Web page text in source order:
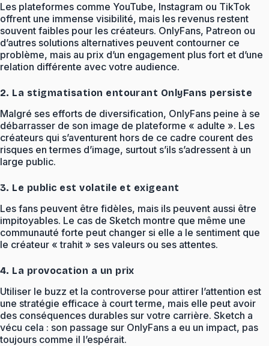
Les plateformes comme YouTube, Instagram ou TikTok
offrent une immense visibilité, mais les revenus restent
souvent faibles pour les créateurs. OnlyFans, Patreon ou
d’autres solutions alternatives peuvent contourner ce
problème, mais au prix d’un engagement plus fort et d’une
relation différente avec votre audience.
2. La stigmatisation entourant OnlyFans persiste
Malgré ses efforts de diversification, OnlyFans peine à se
débarrasser de son image de plateforme « adulte ». Les
créateurs qui s’aventurent hors de ce cadre courent des
risques en termes d’image, surtout s’ils s’adressent à un
large public.
3. Le public est volatile et exigeant
Les fans peuvent être fidèles, mais ils peuvent aussi être
impitoyables. Le cas de Sketch montre que même une
communauté forte peut changer si elle a le sentiment que
le créateur « trahit » ses valeurs ou ses attentes.
4. La provocation a un prix
Utiliser le buzz et la controverse pour attirer l’attention est
une stratégie efficace à court terme, mais elle peut avoir
des conséquences durables sur votre carrière. Sketch a
vécu cela : son passage sur OnlyFans a eu un impact, pas
toujours comme il l’espérait.